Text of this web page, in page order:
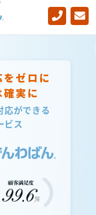
ゼロに
実に
応ができる
ビス